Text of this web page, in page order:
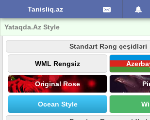
Tanisliq.az
Yataqda.Az Style
Standart Rəng çeşidləri
WML Rengsiz
Original Rose
Ocean Style